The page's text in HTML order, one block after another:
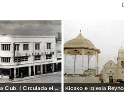
Plaza Club. ( Circulada el 21 de Mayo de 1957 ).